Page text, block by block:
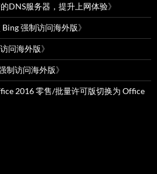
DNS服务器，提升上网体验》
Bing 强制访问海外版》
问海外版》
制访问海外版》
2016 零售/批量许可版切换为 Office